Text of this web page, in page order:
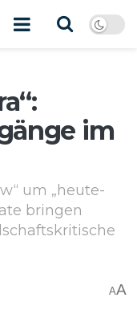
im
um „heute-
bringen
AA